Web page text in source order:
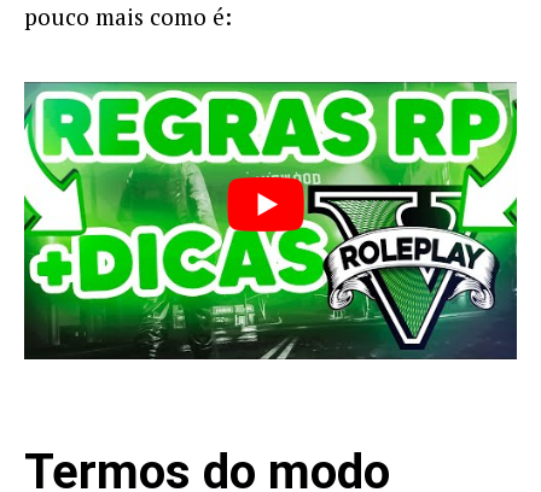
pouco mais como é:
Termos do modo